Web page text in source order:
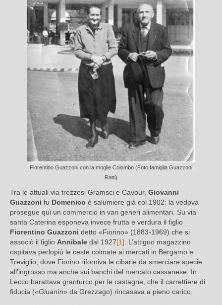
Fiorentino Guazzoni con la moglie Colombo (Foto famiglia Guazzoni
Ratti)
Tra le attuali via trezzesi Gramsci e Cavour, Giovanni
Guazzoni fu Domenico è salumiere già col 1902: la vedova
prosegue qui un commercio in vari generi alimentari. Su via
santa Caterina esponeva invece frutta e verdura il figlio
Fiorentino Guazzoni detto «Fiorino» (1883-1969) che si
associò il figlio Annibale dal 1927[1]. L’attiguo magazzino
ospitava perlopiù le ceste colmate ai mercati in Bergamo e
Treviglio, dove Fiorino riforniva le cibarie da smerciare specie
all’ingrosso ma anche sui banchi del mercato cassanese. In
Lecco barattava granturco per le castagne, che il carrettiere di
fiducia («Giuanìn» da Grezzago) rincasava a pieno carico.